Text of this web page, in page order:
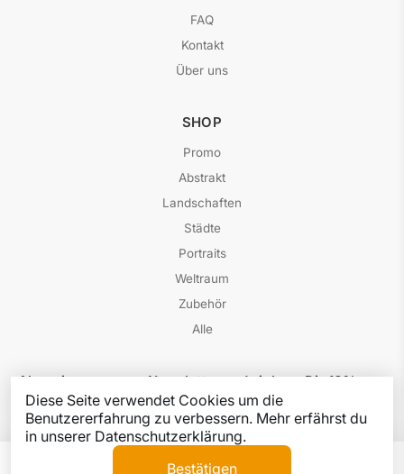
FAQ
Kontakt
Über uns
SHOP
Promo
Abstrakt
Landschaften
Städte
Portraits
Weltraum
Zubehör
Alle
Abonniere unseren Newsletter und sichere Dir 10%
Rabatt auf Deinen nächsten Einkauf! Außerdem
erhältst Du exklusiven Zugang zu besonderen
Rabattaktionen und spannenden Verlosungen.
Diese Seite verwendet Cookies um die
Benutzererfahrung zu verbessern. Mehr erfährst du
in unserer Datenschutzerklärung.
Bestätigen